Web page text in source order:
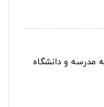
مدرسه و دانشگاه